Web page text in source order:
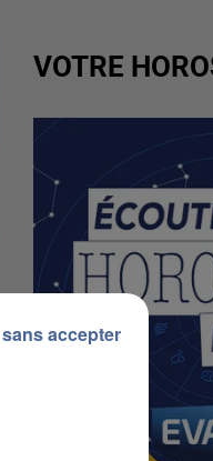
VOTRE
accepter